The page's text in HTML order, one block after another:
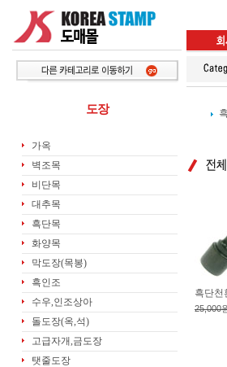
도장
가옥
벽조목
비단목
대추목
흑단목
화양목
막도장(목봉)
흑인조
수우,인조상아
돌도장(옥,석)
고급자개,금도장
탯줄도장
흑단천
25,000